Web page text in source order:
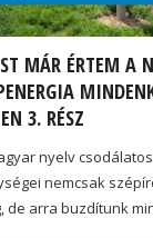
MÁR ÉRTEM A
3. RÉSZ
nyelv
nemcsak
de arra buzdítunk